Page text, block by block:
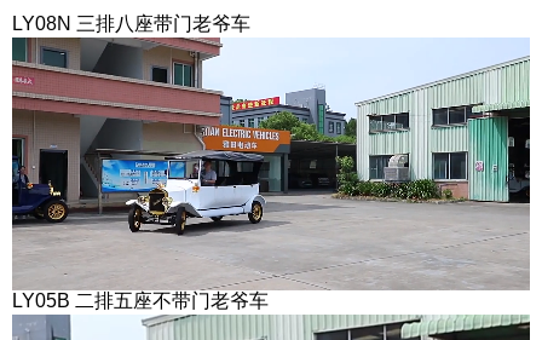
LY08N 三排八座带门老爷车
LY05B 二排五座不带门老爷车